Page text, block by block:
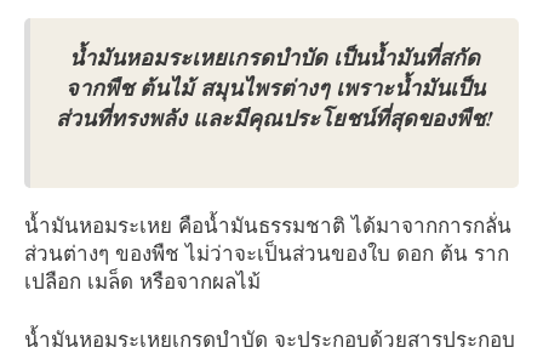
น้ำมันหอมระเหยเกรดบำบัด เป็นน้ำมันที่สกัด
จากพืช ต้นไม้ สมุนไพรต่างๆ เพราะน้ำมันเป็น
ส่วนที่ทรงพลัง และมีคุณประโยชน์ที่สุดของพืช!
น้ำมันหอมระเหย คือน้ำมันธรรมชาติ ได้มาจากการกลั่น
ส่วนต่างๆ ของพืช ไม่ว่าจะเป็นส่วนของใบ ดอก ต้น ราก
เปลือก เมล็ด หรือจากผลไม้
น้ำมันหอมระเหยเกรดบำบัด จะประกอบด้วยสารประกอบ